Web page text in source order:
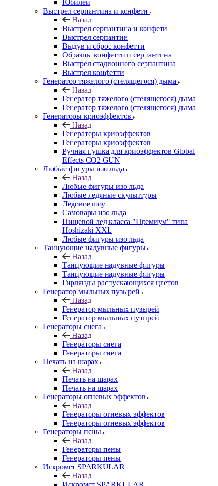
Юбилеи
Выстрел серпантина и конфети
Назад
Выстрел серпантина и конфети
Выстрел серпантин
Выдув и сброс конфетти
Образцы конфетти и серпантина
Выстрел стадионного серпантина
Выстрел конфетти
Генератор тяжелого (стелящегося) дыма
Назад
Генератор тяжелого (стелящегося) дыма
Генератор тяжелого (стелящегося) дыма
Генераторы криоэффектов
Назад
Генераторы криоэффектов
Генераторы криоэффектов
Ручная пушка для криоэффектов Global
Effects CO2 GUN
Любые фигуры изо льда
Назад
Любые фигуры изо льда
Любые ледяные скульптуры
Ледовое шоу
Самовары изо льда
Пищевой лед класса "Премиум" типа
Hoshizaki XXL
Любые фигуры изо льда
Танцующие надувные фигуры
Назад
Танцующие надувные фигуры
Танцующие надувные фигуры
Гирлянды распускающихся цветов
Генератор мыльных пузырей
Назад
Генератор мыльных пузырей
Генератор мыльных пузырей
Генераторы снега
Назад
Генераторы снега
Генераторы снега
Печать на шарах
Назад
Печать на шарах
Печать на шарах
Генераторы огневых эффектов
Назад
Генераторы огневых эффектов
Генераторы огневых эффектов
Генераторы пены
Назад
Генераторы пены
Генераторы пены
Искромет SPARKULAR
Назад
Искромет SPARKULAR